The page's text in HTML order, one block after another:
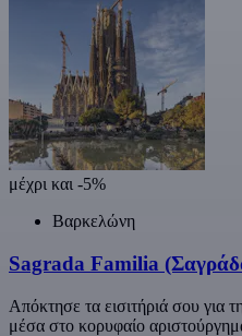
μέχρι και -5%
Βαρκελώνη
Sagrada Familia
Απόκτησε τα εισιτήριά σου για
μέσα στο κορυφαίο